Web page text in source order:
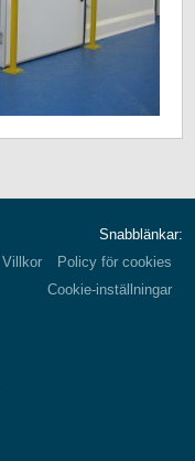
Snabblänkar:
Villkor
Policy för cookies
Cookie-inställningar